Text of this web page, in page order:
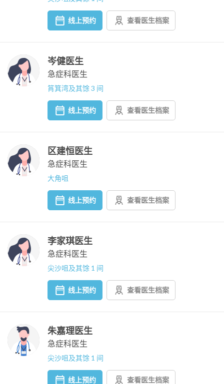
线上预约 查看医生档案
岑健医生
急症科医生
筲箕湾及其馀 3 间
线上预约 查看医生档案
区建恒医生
急症科医生
大角咀
线上预约 查看医生档案
李家琪医生
急症科医生
尖沙咀及其馀 1 间
线上预约 查看医生档案
朱嘉理医生
急症科医生
尖沙咀及其馀 1 间
线上预约 查看医生档案